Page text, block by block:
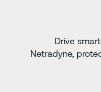
Drive
Netradyne,